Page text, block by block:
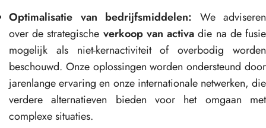
Optimalisatie van bedrijfsmiddelen: We adviseren
over de strategische verkoop van activa die na de fusie
mogelijk als niet-kernactiviteit of overbodig worden
beschouwd. Onze oplossingen worden ondersteund door
jarenlange ervaring en onze internationale netwerken, die
verdere alternatieven bieden voor het omgaan met
complexe situaties.